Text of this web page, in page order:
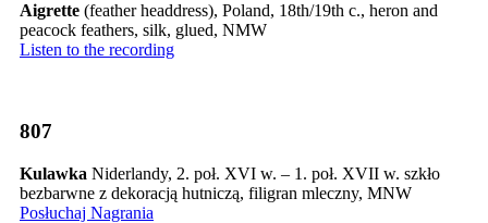
Aigrette (feather headdress), Poland, 18th/19th c., heron and
peacock feathers, silk, glued, NMW
Listen to the recording
807
Kulawka Niderlandy, 2. poł. XVI w. – 1. poł. XVII w. szkło
bezbarwne z dekoracją hutniczą, filigran mleczny, MNW
Posłuchaj Nagrania